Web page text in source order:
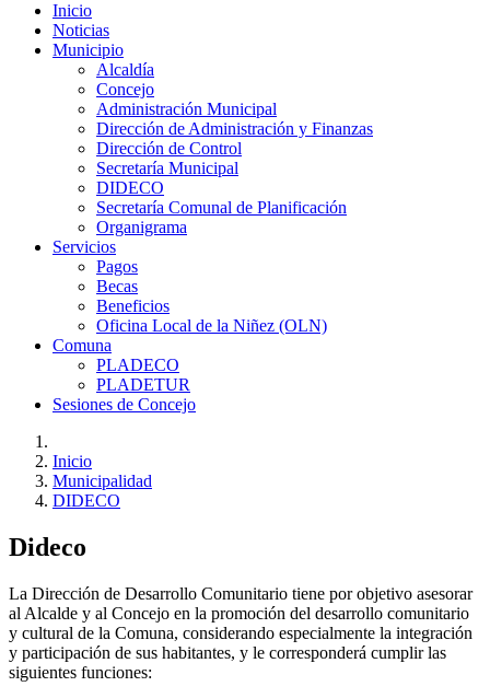
Inicio
Noticias
Municipio
Alcaldía
Concejo
Administración Municipal
Dirección de Administración y Finanzas
Dirección de Control
Secretaría Municipal
DIDECO
Secretaría Comunal de Planificación
Organigrama
Servicios
Pagos
Becas
Beneficios
Oficina Local de la Niñez (OLN)
Comuna
PLADECO
PLADETUR
Sesiones de Concejo
Inicio
Municipalidad
DIDECO
Dideco
La Dirección de Desarrollo Comunitario tiene por objetivo asesorar
al Alcalde y al Concejo en la promoción del desarrollo comunitario
y cultural de la Comuna, considerando especialmente la integración
y participación de sus habitantes, y le corresponderá cumplir las
siguientes funciones: